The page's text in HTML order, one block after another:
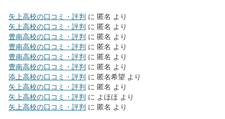
矢上高校の口コミ・評判 に 匿名 より
矢上高校の口コミ・評判 に 匿名 より
豊南高校の口コミ・評判 に 匿名 より
豊南高校の口コミ・評判 に 匿名 より
豊南高校の口コミ・評判 に 匿名 より
豊南高校の口コミ・評判 に 匿名 より
添上高校の口コミ・評判 に 匿名希望 より
矢上高校の口コミ・評判 に 匿名 より
矢上高校の口コミ・評判 に よほほ より
矢上高校の口コミ・評判 に 匿名 より